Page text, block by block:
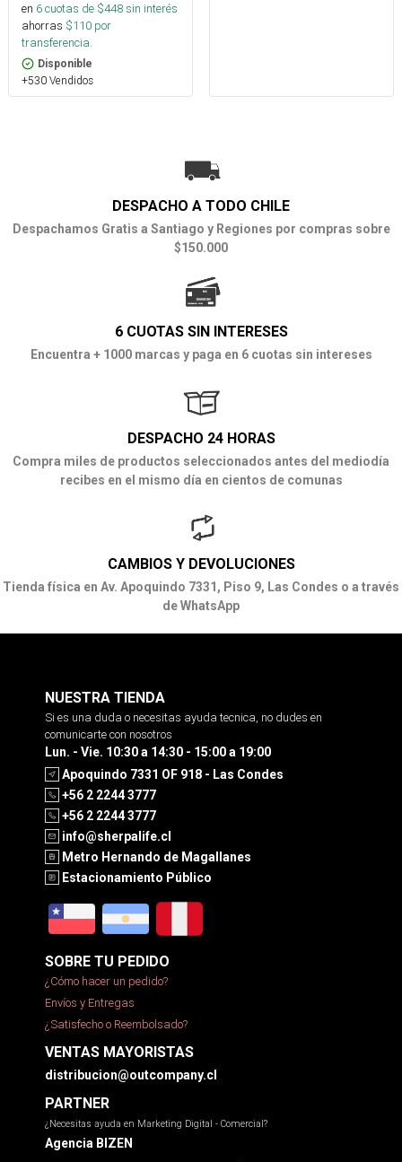
en 6cuotas de $448sin interés
ahorras $110 por
transferencia.
Disponible
+530 Vendidos
DESPACHO A TODO CHILE
Despachamos Gratis a Santiago y Regiones por compras sobre
$150.000
6 CUOTAS SIN INTERESES
Encuentra + 1000 marcas y paga en 6 cuotas sin intereses
DESPACHO 24 HORAS
Compra miles de productos seleccionados antes del mediodía
recibes en el mismo día en cientos de comunas
CAMBIOS Y DEVOLUCIONES
Tienda física en Av. Apoquindo 7331, Piso 9, Las Condes o a través
de WhatsApp
NUESTRA TIENDA
Si es una duda o necesitas ayuda tecnica, no dudes en
comunicarte con nosotros
Lun. - Vie. 10:30 a 14:30 - 15:00 a 19:00
Apoquindo 7331 OF 918 - Las Condes
+56 2 2244 3777
+56 2 2244 3777
info@sherpalife.cl
Metro Hernando de Magallanes
Estacionamiento Público
SOBRE TU PEDIDO
¿Cómo hacer un pedido?
Envíos y Entregas
¿Satisfecho o Reembolsado?
VENTAS MAYORISTAS
distribucion@outcompany.cl
PARTNER
¿Necesitas ayuda en Marketing Digital - Comercial?
Agencia BIZEN